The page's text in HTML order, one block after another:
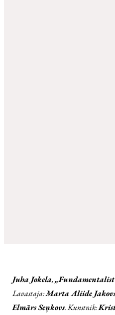
Juha Jokela,
Lavastaja:Marta Aliide
Elmārs Seņkovs. Kunstnik: